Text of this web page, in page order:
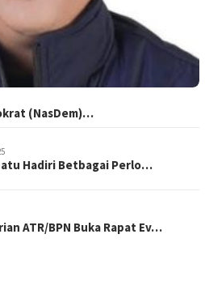
(NasDem)…
Hadiri Betbagai Perlo…
ATR/BPN Buka Rapat Ev…